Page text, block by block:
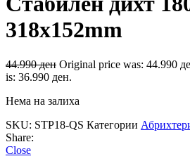
318x152mm
44.990ден Original price was: 44.990
is: 36.990 ден.
Нема на залиха
SKU: STP18-QS Категории
Share:
Close